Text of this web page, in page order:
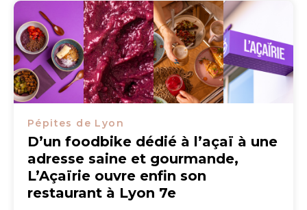
Pépites de Lyon
D’un foodbike dédié à l’açaï à une
adresse saine et gourmande,
L’Açaïrie ouvre enfin son
restaurant à Lyon 7e